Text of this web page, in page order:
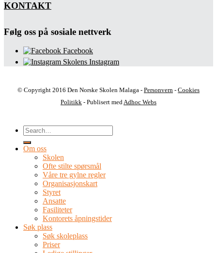
KONTAKT
Følg oss på sosiale nettverk
Facebook
Skolens Instagram
© Copyright 2016 Den Norske Skolen Malaga - Personvern - Cookies
Politikk - Publisert med Adhoc Webs
Om oss
Skolen
Ofte stilte spørsmål
Våre tre gylne regler
Organisasjonskart
Styret
Ansatte
Fasiliteter
Kontorets åpningstider
Søk plass
Søk skoleplass
Priser